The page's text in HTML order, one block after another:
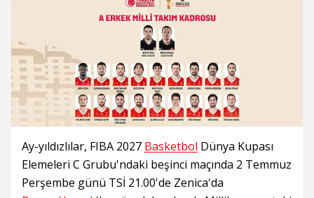
Ay-yıldızlılar, FIBA 2027 Basketbol Dünya Kupası
Elemeleri C Grubu'ndaki beşinci maçında 2 Temmuz
Perşembe günü TSİ 21.00'de Zenica'da